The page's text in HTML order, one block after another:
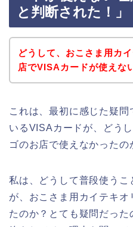
と判断された！」
どうして、おこさま用カ
店でVISAカードが使えな
これは、最初に感じた疑
いるVISAカードが、どう
ゴのお店で使えなかったの
私は、どうして普段使う
が、おこさま用カイテキオ
たのか？とても疑問だっ